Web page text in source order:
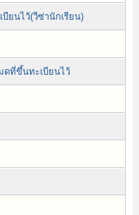
ยนไว้(วีซ่านักเรียน)
ดที่ขึ้นทะเบียนไว้